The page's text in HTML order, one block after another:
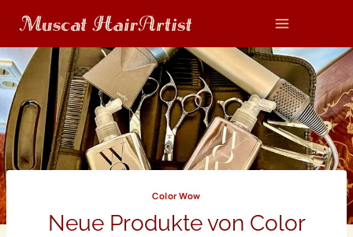
Inhalt
springen
Color Wow
Neue Produkte von Color